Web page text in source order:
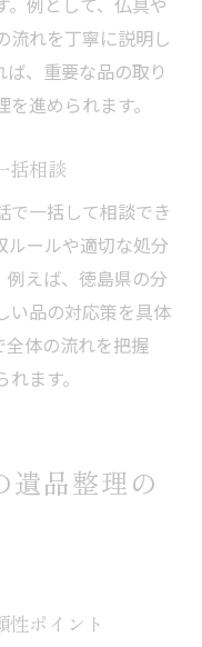
流れを丁寧に説明し
、重要な品の取り
進められます。
括相談
で一括して相談でき
ルールや適切な処分
例えば、徳島県の分
い品の対応策を具体
全体の流れを把握
ます。
遺品整理の
性ポイント